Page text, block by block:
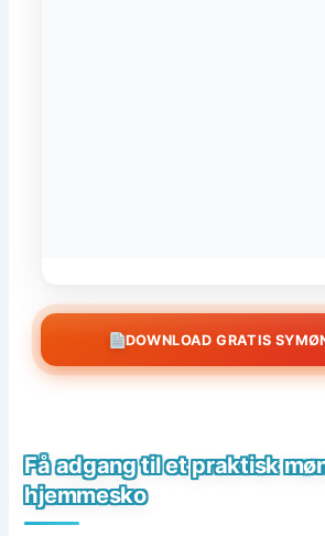
DOWNLOAD GRATIS
Få adgang til et praktisk
hjemmesko